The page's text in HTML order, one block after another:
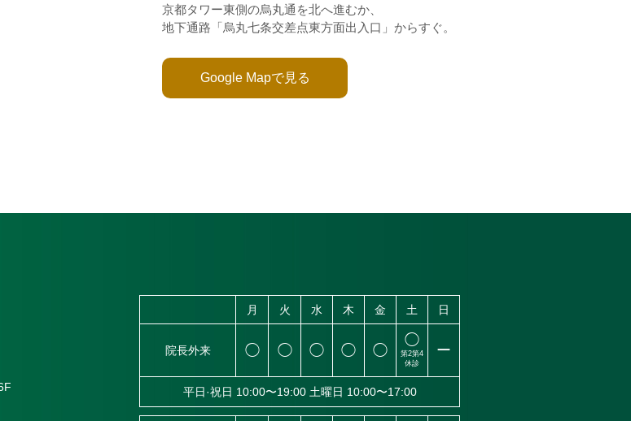
京都タワー東側の烏丸通を北へ進むか、
地下通路「烏丸七条交差点東方面出入口」からすぐ。
Google Mapで見る
月 火 水 木 金 土 日
院長外来 ◯ ◯ ◯ ◯ ◯
◯
第2第4
休診
ー
平日·祝日 10:00〜19:00 土曜日 10:00〜17:00